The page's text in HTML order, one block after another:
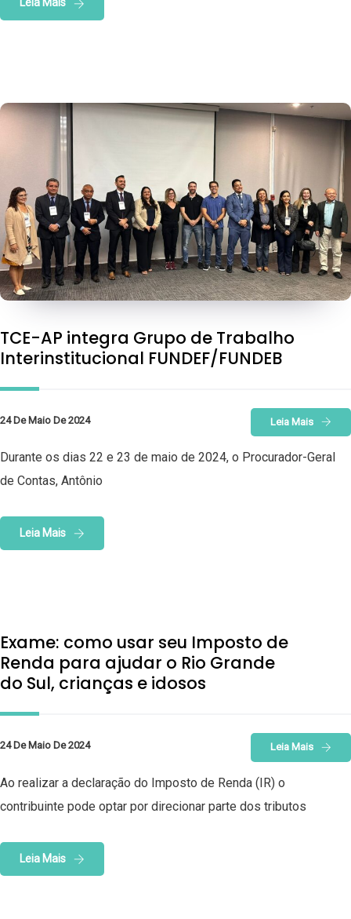
Leia Mais
TCE-AP integra Grupo de Trabalho
Interinstitucional FUNDEF/FUNDEB
24 De Maio De 2024 Leia Mais
Durante os dias 22 e 23 de maio de 2024, o Procurador-Geral
de Contas, Antônio
Leia Mais
Exame: como usar seu Imposto de
Renda para ajudar o Rio Grande
do Sul, crianças e idosos
24 De Maio De 2024 Leia Mais
Ao realizar a declaração do Imposto de Renda (IR) o
contribuinte pode optar por direcionar parte dos tributos
Leia Mais